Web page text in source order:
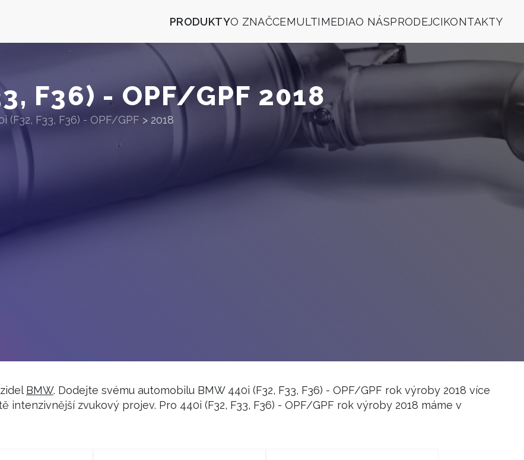
PRODUKTYO ZNAČCEMULTIMEDIAO NÁSPRODEJCIKONTAKTY
F36) - OPF/GPF 2018
(F32, F33, F36) - OPF/GPF > 2018
BMW. Dodejte svému automobilu BMW 440i (F32, F33, F36) - OPF/GPF rok výroby 2018 více
zvukový projev. Pro 440i (F32, F33, F36) - OPF/GPF rok výroby 2018 máme v